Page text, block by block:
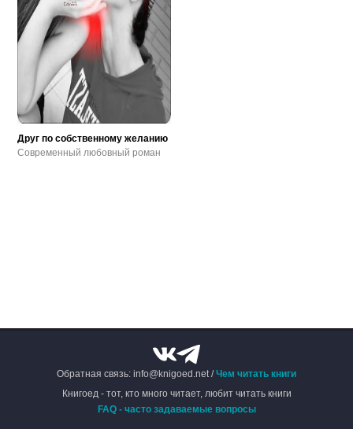
Друг по собственному желанию
Современный любовный роман
Обратная связь: info@knigoed.net /Чем читать книги
Книгоед - тот, кто много читает, любит читать книги
FAQ - часто задаваемые вопросы